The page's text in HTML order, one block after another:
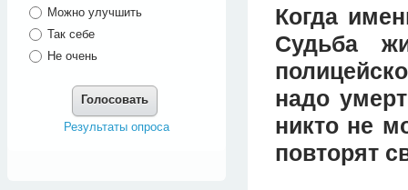
Когда
Судьба
надо
никто не
повторят
Можно улучшить
Так себе
Не очень
Голосовать
Результаты опроса